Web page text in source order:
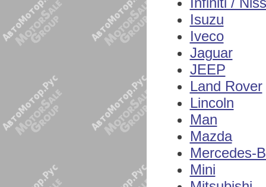
Isuzu
Iveco
Jaguar
JEEP
Land Rover
Lincoln
Man
Mazda
Mercedes-
Mini